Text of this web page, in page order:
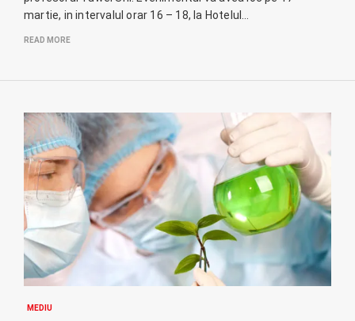
martie, in intervalul orar 16 – 18, la Hotelul…
READ MORE
MEDIU